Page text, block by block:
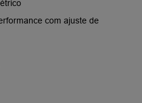
com ajuste de